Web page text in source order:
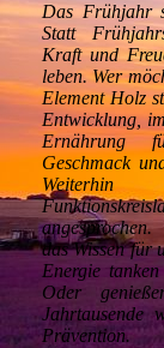
Das Frühjahr
Statt
Kraft und
leben. Wer
Element Holz
Entwicklung,
Ernährung
Geschmack
das Wissen für
Energie
Oder
Jahrtausende
Prävention.